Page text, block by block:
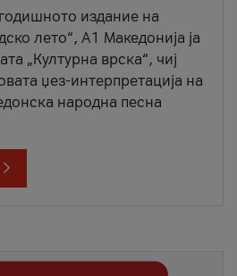
издание на
лето“, А1 Македонија ја
„Културна врска“, чиј
џез-интерпретација на
народна песна